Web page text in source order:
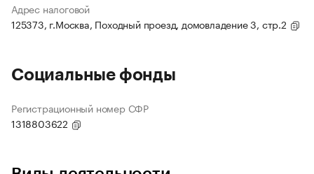
Адрес налоговой
125373, г.Москва, Походный проезд, домовладение 3, стр.2
Социальные фонды
Регистрационный номер СФР
1318803622